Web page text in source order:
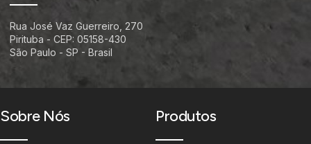
Rua José Vaz Guerreiro, 270
Pirituba - CEP: 05158-430
São Paulo - SP - Brasil
Sobre Nós Produtos